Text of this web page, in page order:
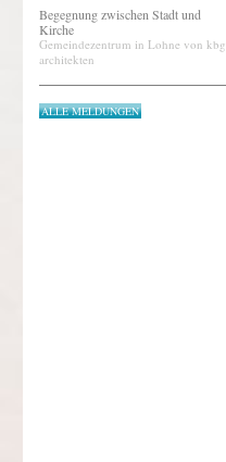
Begegnung zwischen Stadt und
Kirche
Gemeindezentrum in Lohne von kbg
architekten
ALLE MELDUNGEN